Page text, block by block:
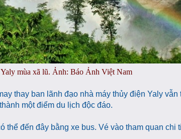
mùa xã lũ. Ảnh: Báo Ảnh Việt Nam
thay ban lãnh đạo nhà máy thủy điện Yaly
một điểm du lịch độc đáo.
thể đến đây bằng xe bus. Vé vào tham quan chi